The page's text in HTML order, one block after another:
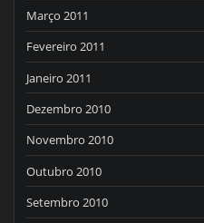
Março 2011
Fevereiro 2011
Janeiro 2011
Dezembro 2010
Novembro 2010
Outubro 2010
Setembro 2010